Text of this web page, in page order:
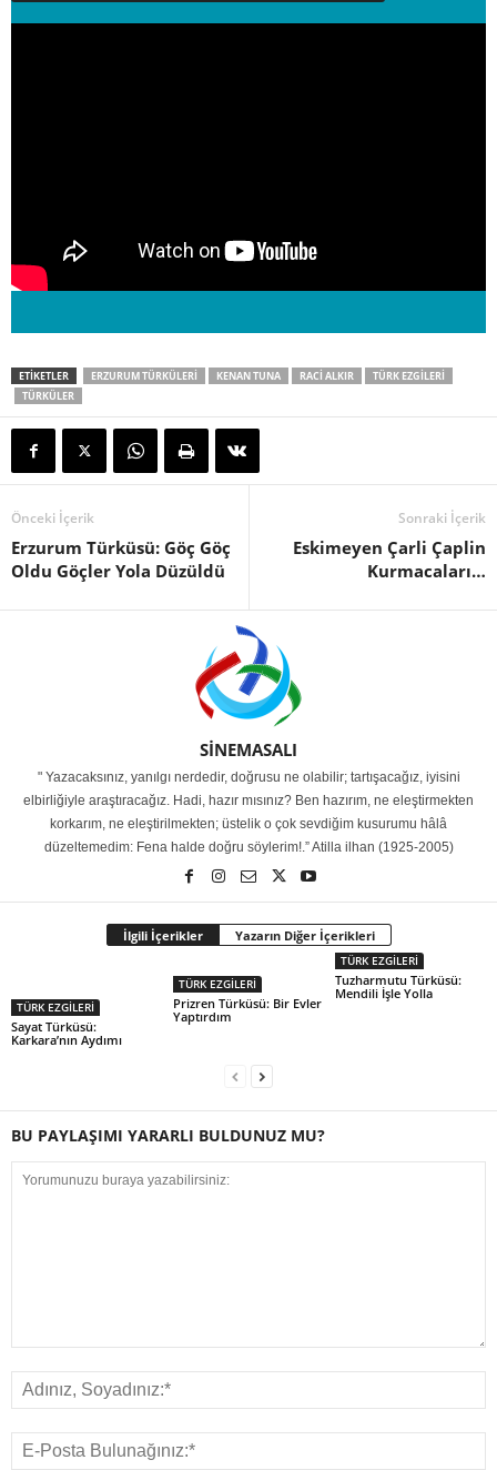
ETIKETLER ERZURUM TÜRKÜLERİ KENAN TUNA RACİ ALKIR
TÜRK EZGİLERİ
TÜRKÜLER
Önceki İçerik
Erzurum Türküsü: Göç Göç
Oldu Göçler Yola Düzüldü
Sonraki İçerik
Eskimeyen Çarli Çaplin
Kurmacaları…
SİNEMASALI
" Yazacaksınız, yanılgı nerdedir, doğrusu ne olabilir; tartışacağız, iyisini
elbirliğiyle araştıracağız. Hadi, hazır mısınız? Ben hazırım, ne eleştirmekten
korkarım, ne eleştirilmekten; üstelik o çok sevdiğim kusurumu hâlâ
düzeltemedim: Fena halde doğru söylerim!.” Atilla ilhan (1925-2005)
İlgili İçerikler Yazarın Diğer İçerikleri
TÜRK EZGİLERİ
Sayat Türküsü:
Karkara’nın Aydımı
TÜRK EZGİLERİ
Prizren Türküsü: Bir Evler
Yaptırdım
TÜRK EZGİLERİ
Tuzharmutu Türküsü:
Mendili İşle Yolla
BU PAYLAŞIMI YARARLI BULDUNUZ MU?